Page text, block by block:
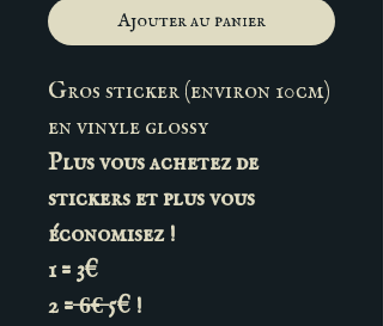
Ajouter au panier
Gros sticker (environ 10cm)
en vinyle glossy
Plus vous achetez de
stickers et plus vous
économisez !
1 = 3€
2 = ̶6̶€̶ 5€ !